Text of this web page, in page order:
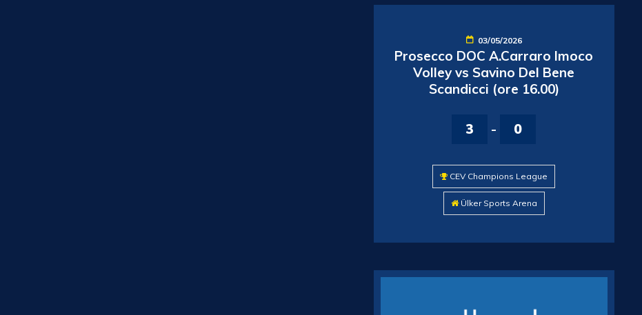
03/05/2026
Prosecco DOC A.Carraro Imoco
Volley vs Savino Del Bene
Scandicci (ore 16.00)
3 - 0
CEV Champions League
Ülker Sports Arena